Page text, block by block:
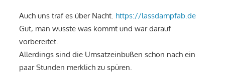
Auch uns traf es über Nacht. https://lassdampfab.de
Gut, man wusste was kommt und war darauf
vorbereitet.
Allerdings sind die Umsatzeinbußen schon nach ein
paar Stunden merklich zu spüren.